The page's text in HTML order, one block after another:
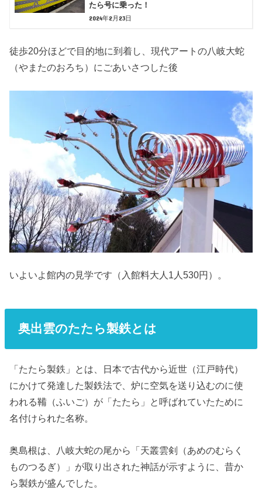
たら号に乗った！
2024年2月23日
徒歩20分ほどで目的地に到着し、現代アートの八岐大蛇
（やまたのおろち）にごあいさつした後
いよいよ館内の見学です（入館料大人1人530円）。
奥出雲のたたら製鉄とは
「たたら製鉄」とは、日本で古代から近世（江戸時代）
にかけて発達した製鉄法で、炉に空気を送り込むのに使
われる鞴（ふいご）が「たたら」と呼ばれていたために
名付けられた名称。
奥島根は、八岐大蛇の尾から「天叢雲剣（あめのむらく
ものつるぎ）」が取り出された神話が示すように、昔か
ら製鉄が盛んでした。